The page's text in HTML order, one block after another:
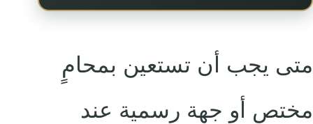
متى يجب أن تستعين بمحامٍ
مختص أو جهة رسمية عند